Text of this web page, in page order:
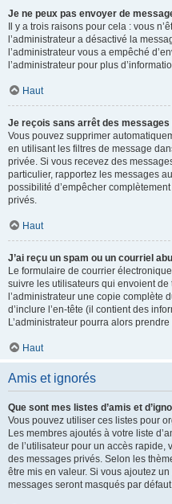
Je ne peux pas envoyer de
Il y a trois raisons pour cela : vous
l’administrateur a désactivé la
l’administrateur vous a empêché
l’administrateur pour plus
Haut
Je reçois sans arrêt des messages
Vous pouvez supprimer
en utilisant les filtres de message
privée. Si vous recevez des
particulier, rapportez les messages
possibilité d’empêcher
privés.
Haut
J’ai reçu un spam ou un courriel
Le formulaire de courrier
suivre les utilisateurs qui envoient
l’administrateur une copie complète
d’inclure l’en-tête (il contient des
L’administrateur pourra alors
Haut
Amis et ignorés
Que sont mes listes d’amis et
Vous pouvez utiliser ces listes pour
Les membres ajoutés à votre liste
de l’utilisateur pour un accès
des messages privés. Selon les
être mis en valeur. Si vous ajoutez
messages seront masqués par